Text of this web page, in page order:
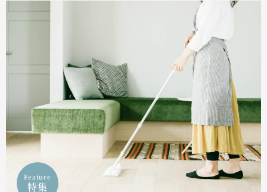
Feature
特集